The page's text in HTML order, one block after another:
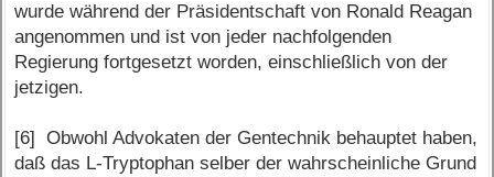
wurde während der Präsidentschaft von Ronald Reagan
angenommen und ist von jeder nachfolgenden
Regierung fortgesetzt worden, einschließlich von der
jetzigen.
[6] Obwohl Advokaten der Gentechnik behauptet haben,
daß das L-Tryptophan selber der wahrscheinliche Grund